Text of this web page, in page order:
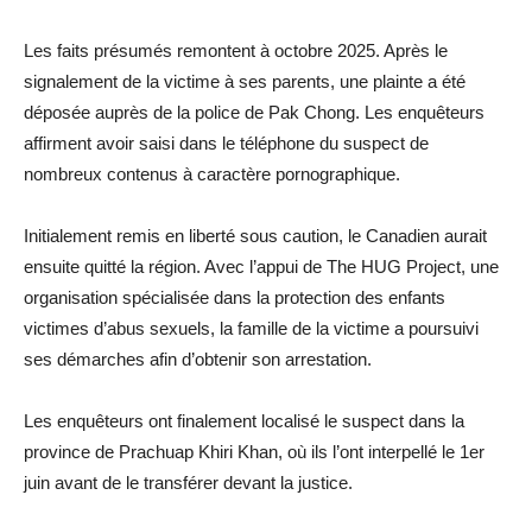
Les faits présumés remontent à octobre 2025. Après le
signalement de la victime à ses parents, une plainte a été
déposée auprès de la police de Pak Chong. Les enquêteurs
affirment avoir saisi dans le téléphone du suspect de
nombreux contenus à caractère pornographique.
Initialement remis en liberté sous caution, le Canadien aurait
ensuite quitté la région. Avec l’appui de The HUG Project, une
organisation spécialisée dans la protection des enfants
victimes d’abus sexuels, la famille de la victime a poursuivi
ses démarches afin d’obtenir son arrestation.
Les enquêteurs ont finalement localisé le suspect dans la
province de Prachuap Khiri Khan, où ils l’ont interpellé le 1er
juin avant de le transférer devant la justice.